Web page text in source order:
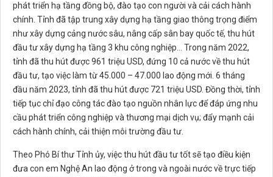
phát triển hạ tầng đồng bộ, đào tạo con người và cải cách hành
chính. Tỉnh đã tập trung xây dựng hạ tầng giao thông trọng điểm
như xây dựng cảng nước sâu, nâng cấp sân bay quốc tế, thu hút
đầu tư xây dựng hạ tầng 3 khu công nghiệp… Trong năm 2022,
tỉnh đã thu hút được 961 triệu USD, đứng 10 cả nước về thu hút
đầu tư, tạo việc làm từ 45.000 – 47.000 lao động mới. 6 tháng
đầu năm 2023, tỉnh đã thu hút được 721 triệu USD. Đồng thời, tỉnh
tiếp tục chỉ đạo công tác đào tạo nguồn nhân lực để đáp ứng nhu
cầu phát triển công nghiệp và thương mại dịch vụ; đẩy mạnh cải
cách hành chính, cải thiện môi trường đầu tư.
Theo Phó Bí thư Tỉnh ủy, việc thu hút đầu tư tốt sẽ tạo điều kiện
đưa con em Nghệ An lao động ở trong và ngoài nước về trực tiếp